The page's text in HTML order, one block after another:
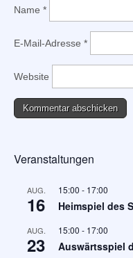
Name *
E-Mail-Adresse *
Website
Veranstaltungen
AUG.
16
15:00 - 17:00
Heimspiel des
AUG.
23
15:00 - 17:00
Auswärtsspiel